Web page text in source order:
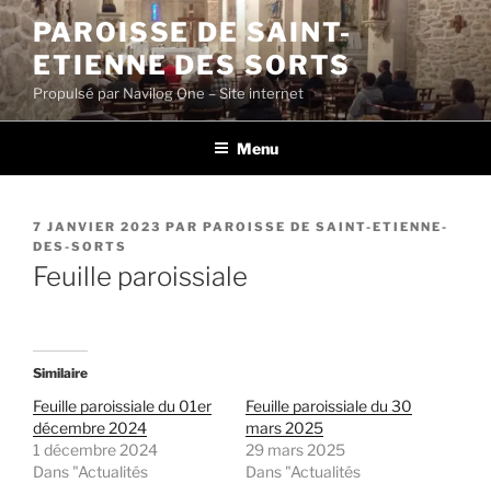
Aller
au
contenu
principal
PAROISSE DE SAINT-
ETIENNE DES SORTS
Propulsé par Navilog One – Site internet
Menu
PUBLIÉ
LE
7 JANVIER 2023 PAR PAROISSE DE SAINT-ETIENNE-
DES-SORTS
Feuille paroissiale
Similaire
Feuille paroissiale du 01er
décembre 2024
1 décembre 2024
Dans "Actualités
Feuille paroissiale du 30
mars 2025
29 mars 2025
Dans "Actualités